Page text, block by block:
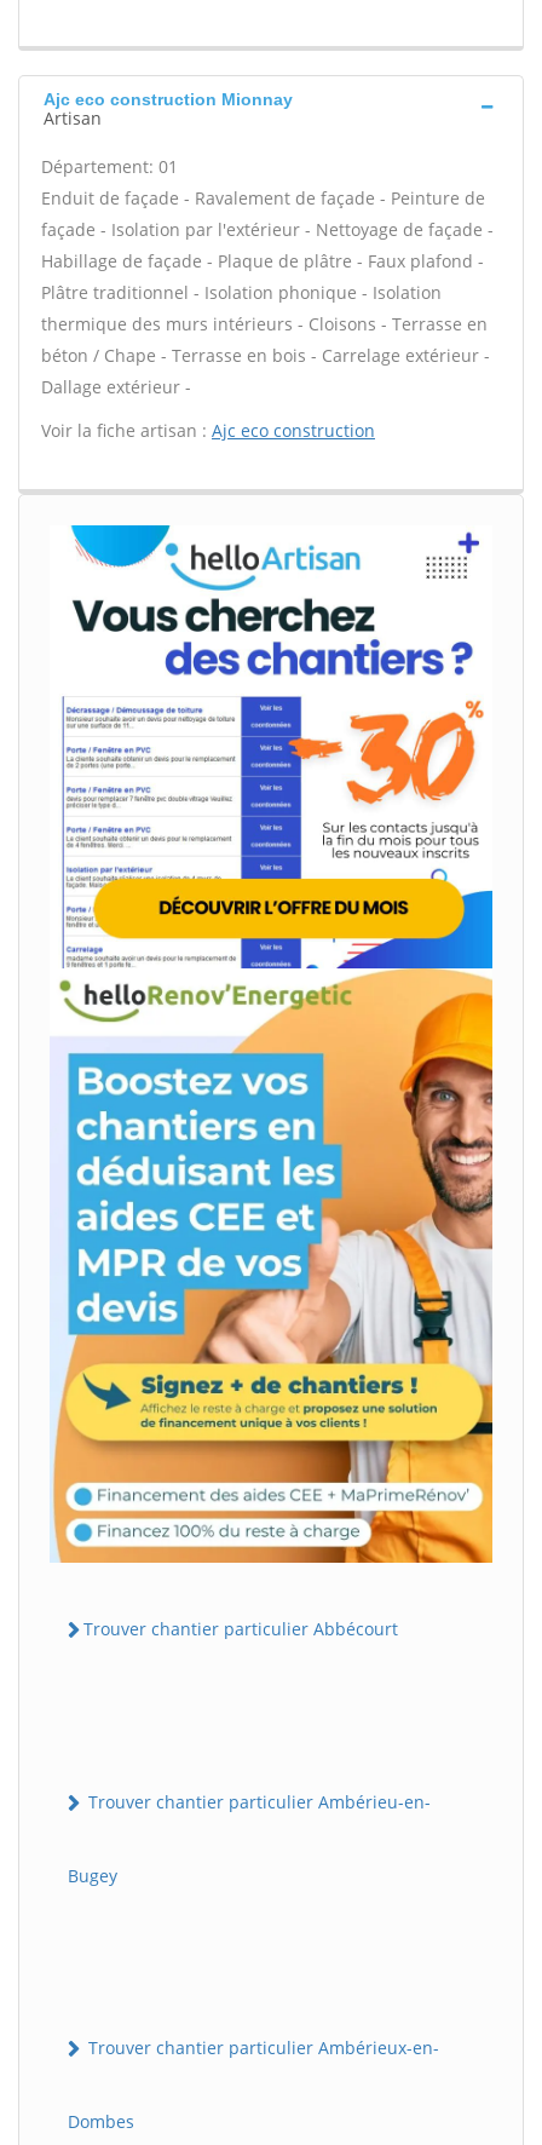
Ajc eco construction Mionnay
Artisan
Département: 01
Enduit de façade - Ravalement de façade - Peinture de
façade - Isolation par l'extérieur - Nettoyage de façade -
Habillage de façade - Plaque de plâtre - Faux plafond -
Plâtre traditionnel - Isolation phonique - Isolation
thermique des murs intérieurs - Cloisons - Terrasse en
béton / Chape - Terrasse en bois - Carrelage extérieur -
Dallage extérieur -
Voir la fiche artisan : Ajc eco construction
Trouver chantier particulier Abbécourt
Trouver chantier particulier Ambérieu-en-
Bugey
Trouver chantier particulier Ambérieux-en-
Dombes